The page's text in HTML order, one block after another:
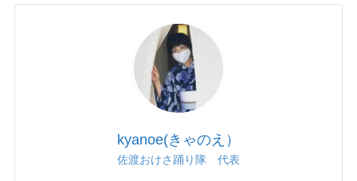
kyanoe(きゃのえ）
佐渡おけさ踊り隊 代表